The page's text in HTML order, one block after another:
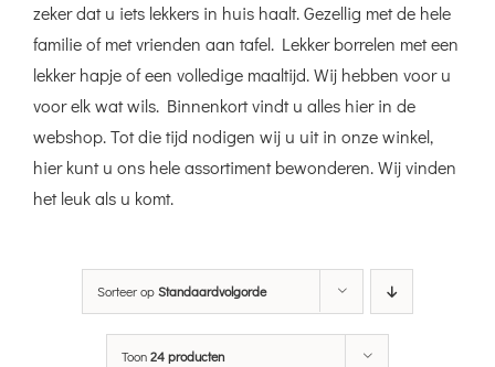
zeker dat u iets lekkers in huis haalt. Gezellig met de hele
familie of met vrienden aan tafel. Lekker borrelen met een
lekker hapje of een volledige maaltijd. Wij hebben voor u
voor elk wat wils. Binnenkort vindt u alles hier in de
webshop. Tot die tijd nodigen wij u uit in onze winkel,
hier kunt u ons hele assortiment bewonderen. Wij vinden
het leuk als u komt.
Sorteer opStandaardvolgorde
Toon24 producten